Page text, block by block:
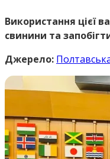
Використання цієї
свинини та
Джерело: